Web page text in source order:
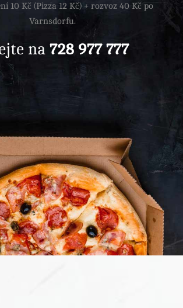
10 Kč (Pizza 12 Kč) + rozvoz 40 Kč po
Varnsdorfu.
na 728 977 777